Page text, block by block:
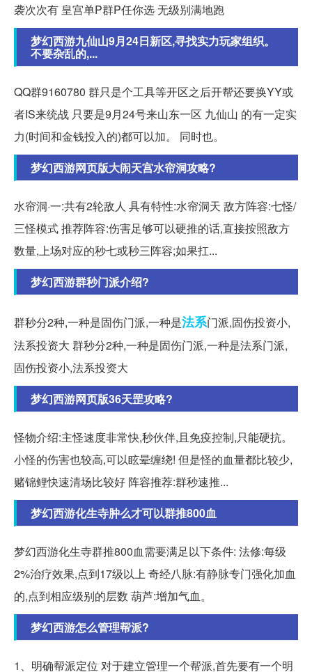
袭次次有 皇宫单P群P任你选 无级别满地跑
梦幻西游九仙山9月24日新区,寻找实力玩家组织。
不要杂乱的,...
QQ群9160780 群只是个工具等开区之后开帮还要换YY或
者IS来统战 只要是9月24号来山东一区 九仙山 的有一定实
力(时间和金钱投入的)都可以加。 同时也。
梦幻西游网页版大闹天宫水帘洞攻略?
水帘洞·一:共有2轮敌人 具有特性:水帘洞天 敌方阵容:七怪/
三怪模式 推荐阵容:伤害足够可以硬推的话,直接按照敌方
数量,上场对应的秒七或秒三阵容;如果扛...
梦幻西游群秒门派介绍?
群秒分2种,一种是固伤门派,一种是法系门派,固伤投资小,
法系投资大 群秒分2种,一种是固伤门派,一种是法系门派,
固伤投资小,法系投资大
梦幻西游网页版36天罡攻略?
怪物介绍:主怪速度非常快,秒伙伴,且免疫控制,只能硬抗。
小怪的伤害也较高,可以眩晕缠绕! 但是怪的血量都比较少,
赌锦鲤快速清场比较好 阵容推荐:群秒速推...
梦幻西游化生寺肿么才可以群推800血
梦幻西游化生寺群推800血需要满足以下条件: 法修:每级
2%治疗效果,点到17级以上 奇经八脉:有静脉专门强化加血
的,点到相应级别的层数 葫芦:增加气血。
梦幻西游怎么管理帮派?
1、明确帮派定位 对于建立管理一个帮派,首先要有一个明